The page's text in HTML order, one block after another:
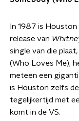
In 1987 is
release van
single van die
(Who Loves Me),
meteen een
is Houston zelfs
tegelijkertijd met
komt in de VS.